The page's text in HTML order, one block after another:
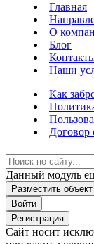
Главная
О
Блог
Наши
Как
Договор
Данный модуль
Разместить объект
Войти
Регистрация
Сайт носит